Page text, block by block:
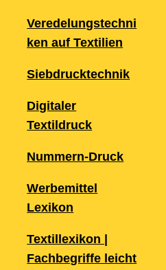
Veredelungstechni
ken auf Textilien
Siebdrucktechnik
Digitaler
Textildruck
Nummern-Druck
Werbemittel
Lexikon
Textillexikon |
Fachbegriffe leicht